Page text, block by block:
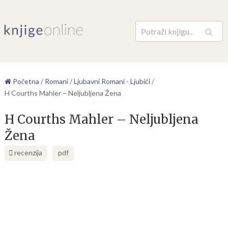
Pretraga
Početna / Romani/Ljubavni Romani - Ljubići/
H Courths Mahler – Neljubljena Žena
H Courths Mahler – Neljubljena
Žena
recenzija pdf